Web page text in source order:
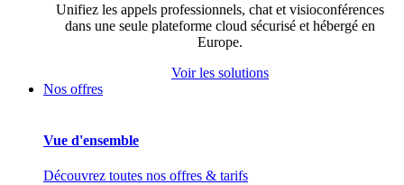
Unifiez les appels professionnels, chat et visioconférences
dans une seule plateforme cloud sécurisé et hébergé en
Europe.
Voir les solutions
Nos offres
Vue d'ensemble
Découvrez toutes nos offres & tarifs